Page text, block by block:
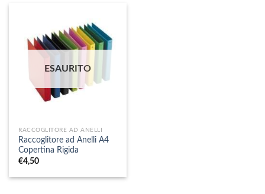
ESAURITO
RACCOGLITORE AD ANELLI
Raccoglitore ad Anelli A4
Copertina Rigida
€4,50